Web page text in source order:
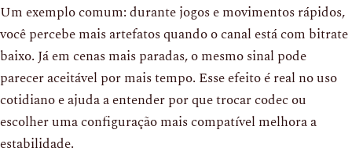
Um exemplo comum: durante jogos e movimentos rápidos,
você percebe mais artefatos quando o canal está com bitrate
baixo. Já em cenas mais paradas, o mesmo sinal pode
parecer aceitável por mais tempo. Esse efeito é real no uso
cotidiano e ajuda a entender por que trocar codec ou
escolher uma configuração mais compatível melhora a
estabilidade.